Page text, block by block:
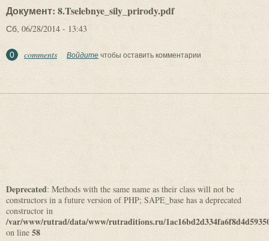
Документ: 8.Tselebnye_sily_prirody.pdf
Сб, 06/28/2014 - 13:43
0 comments Войдитечтобы оставить комментарии
Deprecated: Methods with the same name as their class will not be
constructors in a future version of PHP; SAPE_base has a deprecated
constructor in
/var/www/rutrad/data/www/rutraditions.ru/
on line 58